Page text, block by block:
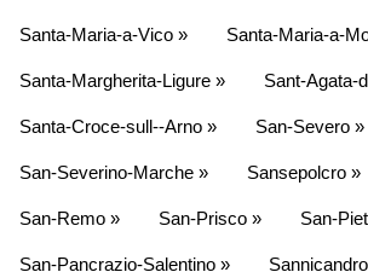
Santa-Maria-a-Vico » Santa-Maria-a-
Santa-Margherita-Ligure » Sant-Agata-
Santa-Croce-sull--Arno » San-Severo »
San-Severino-Marche » Sansepolcro »
San-Remo » San-Prisco » San-
San-Pancrazio-Salentino »